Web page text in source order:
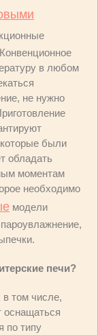
в любом
не нужно
которые были
обладать
моментам
необходимо
модели
печи?
в том числе,
оснащаться
по типу